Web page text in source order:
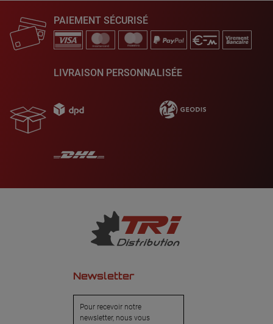
PAIEMENT SÉCURISÉ
LIVRAISON PERSONNALISÉE
Newsletter
Pour recevoir notre
newsletter, nous vous